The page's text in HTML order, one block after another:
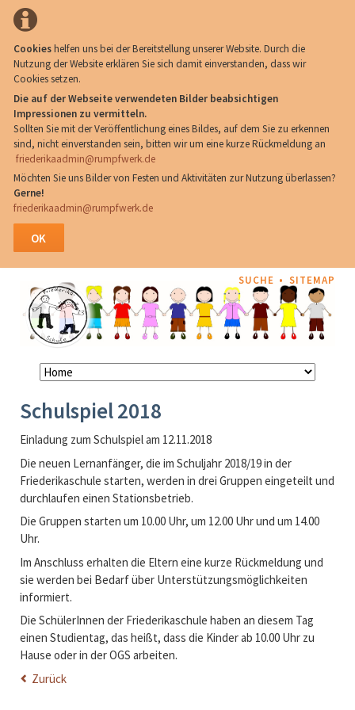
Cookieshelfen uns bei der Bereitstellung unserer Website. Durch die
Nutzung der Website erklären Sie sich damit einverstanden, dass wir
Cookies setzen.
Die auf der Webseite verwendeten Bilder beabsichtigen
Impressionen zu vermitteln.
Sollten Sie mit der Veröffentlichung eines Bildes, auf dem Sie zu erkennen
sind, nicht einverstanden sein, bitten wir um eine kurze Rückmeldung an
friederikaadmin@rumpfwerk.de
Möchten Sie uns Bilder von Festen und Aktivitäten zur Nutzung überlassen?
Gerne!
friederikaadmin@rumpfwerk.de
OK
NAVIGATION
ÜBERSPRINGEN
SUCHE SITEMAP
Navigation
Schulspiel 2018
Einladung zum Schulspiel am 12.11.2018
Die neuen Lernanfänger, die im Schuljahr 2018/19 in der
Friederikaschule starten, werden in drei Gruppen eingeteilt und
durchlaufen einen Stationsbetrieb.
Die Gruppen starten um 10.00 Uhr, um 12.00 Uhr und um 14.00
Uhr.
Im Anschluss erhalten die Eltern eine kurze Rückmeldung und
sie werden bei Bedarf über Unterstützungsmöglichkeiten
informiert.
Die SchülerInnen der Friederikaschule haben an diesem Tag
einen Studientag, das heißt, dass die Kinder ab 10.00 Uhr zu
Hause oder in der OGS arbeiten.
Zurück